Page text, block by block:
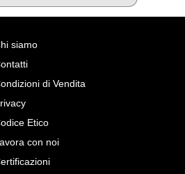
siamo
di Vendita
Etico
con noi